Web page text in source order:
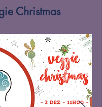
Christmas